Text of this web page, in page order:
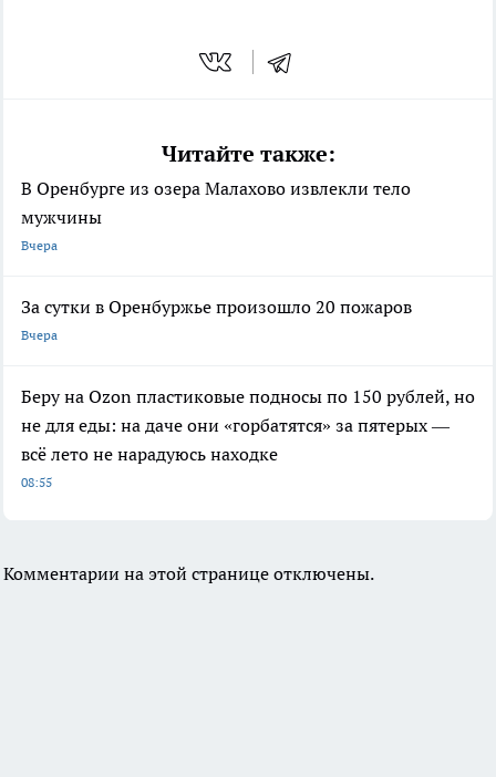
Читайте также:
В Оренбурге из озера Малахово извлекли тело
мужчины
Вчера
За сутки в Оренбуржье произошло 20 пожаров
Вчера
Беру на Ozon пластиковые подносы по 150 рублей, но
не для еды: на даче они «горбатятся» за пятерых —
всё лето не нарадуюсь находке
08:55
Комментарии на этой странице отключены.